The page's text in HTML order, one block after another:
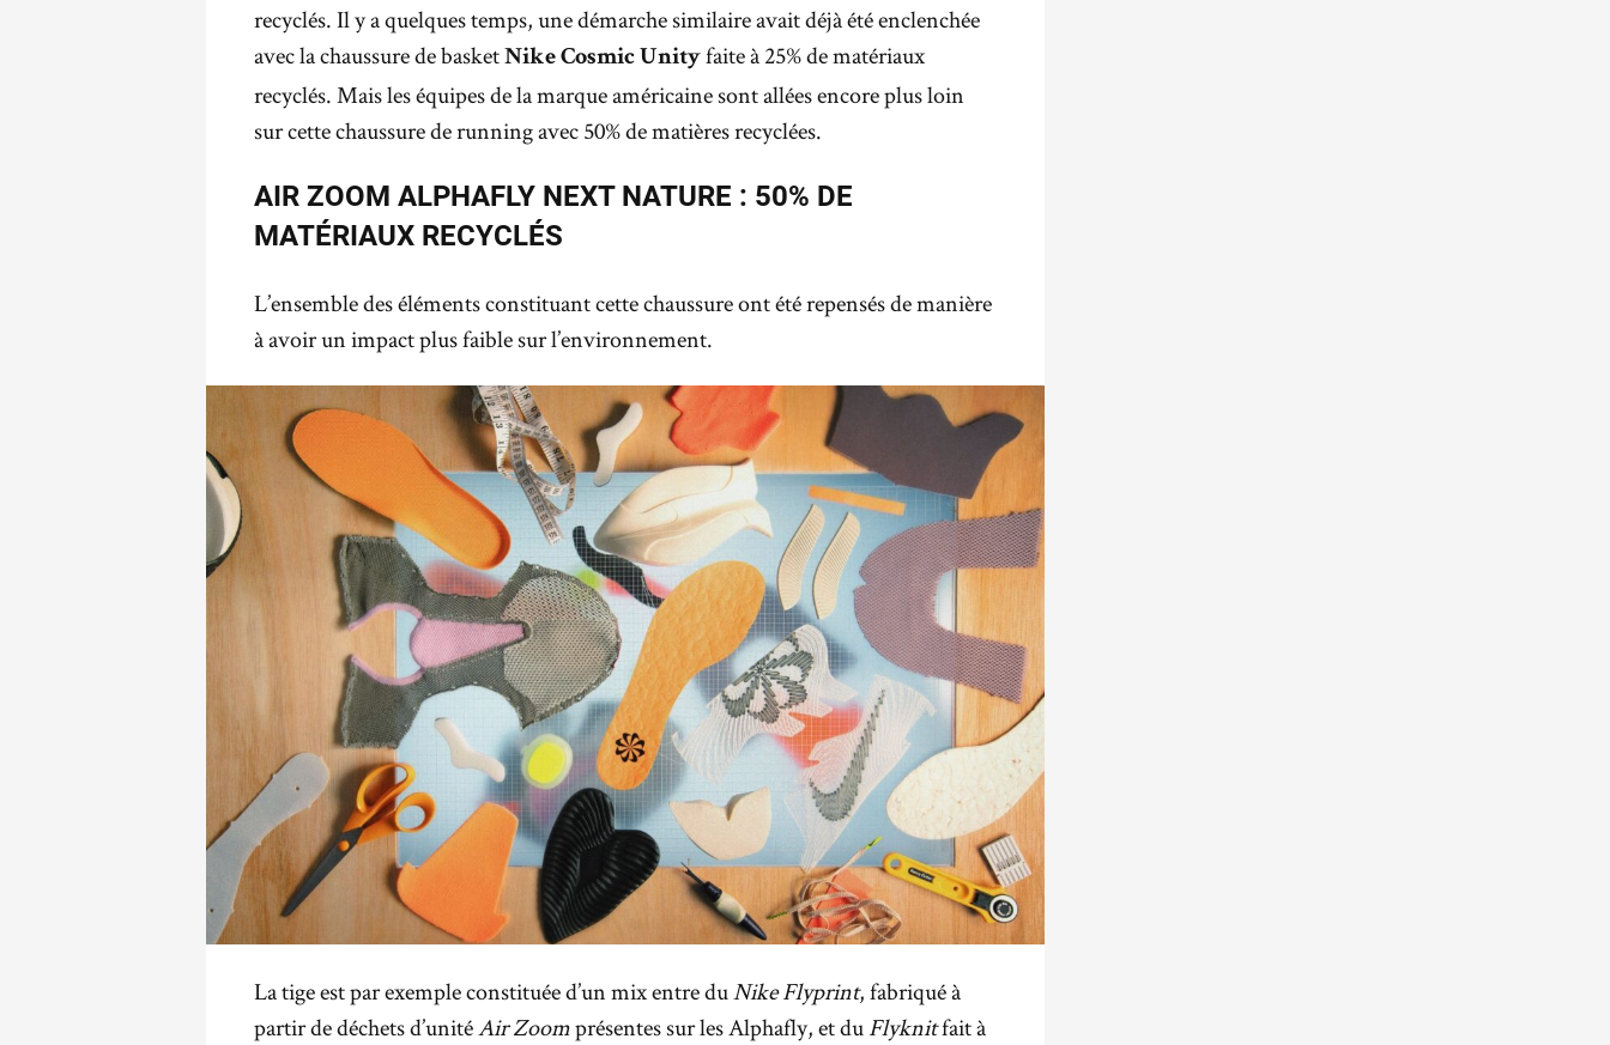
recyclés. Il y a quelques temps, une démarche similaire avait déjà été enclenchée
avec la chaussure de basket Nike Cosmic Unity faite à 25% de matériaux
recyclés. Mais les équipes de la marque américaine sont allées encore plus loin
sur cette chaussure de running avec 50% de matières recyclées.
AIR ZOOM ALPHAFLY NEXT NATURE : 50% DE
MATÉRIAUX RECYCLÉS
L’ensemble des éléments constituant cette chaussure ont été repensés de manière
à avoir un impact plus faible sur l’environnement.
La tige est par exemple constituée d’un mix entre duNike Flyprint, fabriqué à
partir de déchets d’unitéAir Zoomprésentes sur les Alphafly, et duFlyknitfait à